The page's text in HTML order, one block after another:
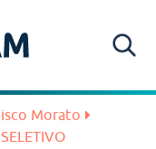
Morato